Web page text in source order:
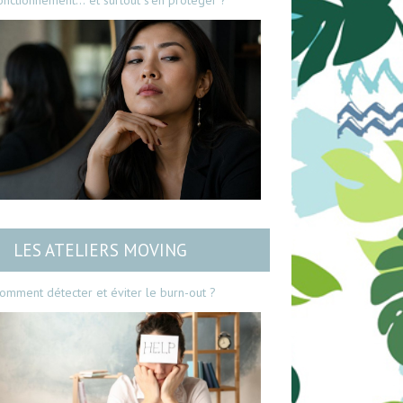
LES ATELIERS MOVING
détecter et éviter le burn-out ?